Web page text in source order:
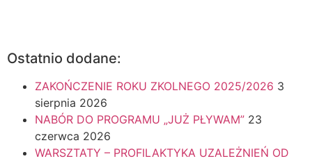
Ostatnio dodane:
ZAKOŃCZENIE ROKU ZKOLNEGO 2025/2026 3
sierpnia 2026
NABÓR DO PROGRAMU „JUŻ PŁYWAM” 23
czerwca 2026
WARSZTATY – PROFILAKTYKA UZALEŻNIEŃ OD